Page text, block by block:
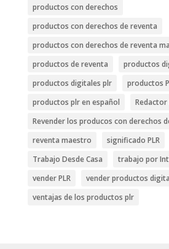
productos con derechos
productos con derechos de reventa
productos con derechos de reventa
productos de reventa
productos
productos digitales plr
productos
productos plr en español
Redactor
Revender los producos con derechos
reventa maestro
significado PLR
Trabajo Desde Casa
trabajo por
vender PLR
vender productos
ventajas de los productos plr